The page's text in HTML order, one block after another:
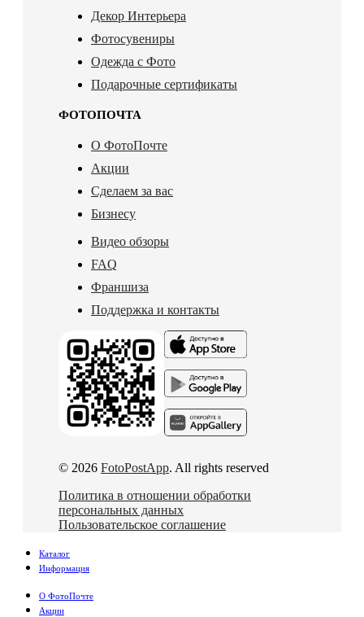
Декор Интерьера
Фотосувениры
Одежда с Фото
Подарочные сертификаты
ФОТОПОЧТА
О ФотоПочте
Акции
Сделаем за вас
Бизнесу
Видео обзоры
FAQ
Франшиза
Поддержка и контакты
© 2026 FotoPostApp. All rights reserved
Политика в отношении обработки
персональных данных
Пользовательское соглашение
Каталог
Информация
О ФотоПочте
Акции